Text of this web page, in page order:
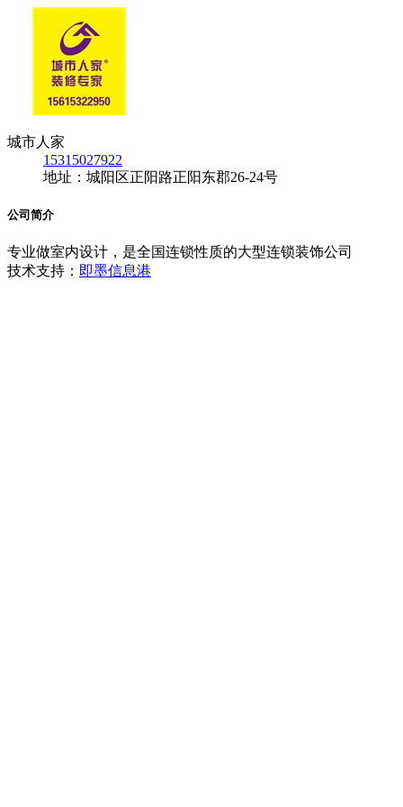
城市人家
15315027922
地址：城阳区正阳路正阳东郡26-24号
公司简介
专业做室内设计，是全国连锁性质的大型连锁装饰公司
技术支持： 即墨信息港